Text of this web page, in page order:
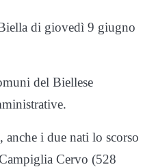
di giovedì 9 giugno
del Biellese
i due nati lo scorso
Cervo (528